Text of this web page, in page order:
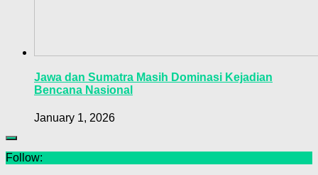
Jawa dan Sumatra Masih Dominasi Kejadian
Bencana Nasional
January 1, 2026
Follow: